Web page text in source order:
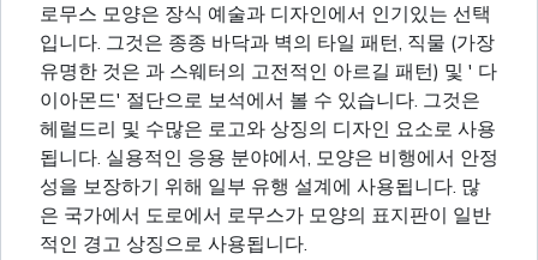
로무스 모양은 장식 예술과 디자인에서 인기있는 선택
입니다. 그것은 종종 바닥과 벽의 타일 패턴, 직물 (가장
유명한 것은 과 스웨터의 고전적인 아르길 패턴) 및 ' 다
이아몬드' 절단으로 보석에서 볼 수 있습니다. 그것은
헤럴드리 및 수많은 로고와 상징의 디자인 요소로 사용
됩니다. 실용적인 응용 분야에서, 모양은 비행에서 안정
성을 보장하기 위해 일부 유행 설계에 사용됩니다. 많
은 국가에서 도로에서 로무스가 모양의 표지판이 일반
적인 경고 상징으로 사용됩니다.